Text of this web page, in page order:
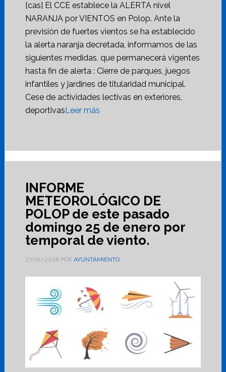
[cas] El CCE establece la ALERTA nivel
NARANJA por VIENTOS en Polop. Ante la
previsión de fuertes vientos se ha establecido
la alerta naranja decretada, informamos de las
siguientes medidas, que permanecerá vigentes
hasta fin de alerta : Cierre de parques, juegos
infantiles y jardines de titularidad municipal.
Cese de actividades lectivas en exteriores,
deportivasLeer más
INFORME
METEOROLÓGICO DE
POLOP de este pasado
domingo 25 de enero por
temporal de viento.
27/01/2026POR AYUNTAMIENTO